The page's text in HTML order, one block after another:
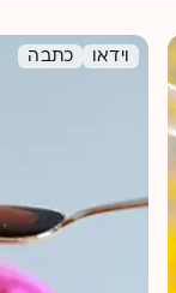
וידאו כתבה